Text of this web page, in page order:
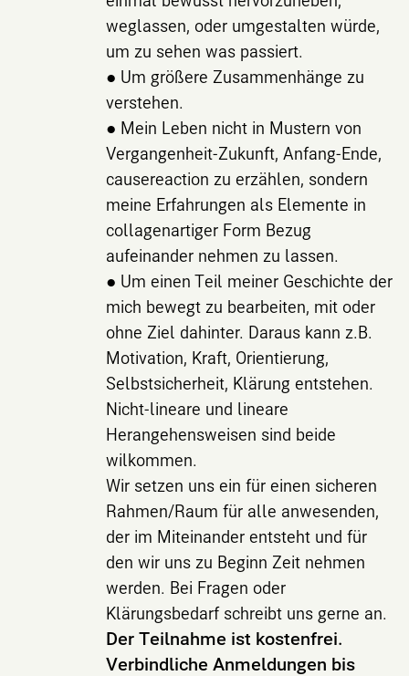
weglassen, oder umgestalten würde,
um zu sehen was passiert.
● Um größere Zusammenhänge zu
verstehen.
● Mein Leben nicht in Mustern von
Vergangenheit-Zukunft, Anfang-Ende,
causereaction zu erzählen, sondern
meine Erfahrungen als Elemente in
collagenartiger Form Bezug
aufeinander nehmen zu lassen.
● Um einen Teil meiner Geschichte der
mich bewegt zu bearbeiten, mit oder
ohne Ziel dahinter. Daraus kann z.B.
Motivation, Kraft, Orientierung,
Selbstsicherheit, Klärung entstehen.
Nicht-lineare und lineare
Herangehensweisen sind beide
wilkommen.
Wir setzen uns ein für einen sicheren
Rahmen/Raum für alle anwesenden,
der im Miteinander entsteht und für
den wir uns zu Beginn Zeit nehmen
werden. Bei Fragen oder
Klärungsbedarf schreibt uns gerne an.
Der Teilnahme ist kostenfrei.
Verbindliche Anmeldungen bis